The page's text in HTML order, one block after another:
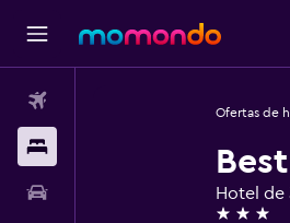
Ofertas de
Hotel de
3 estrellas